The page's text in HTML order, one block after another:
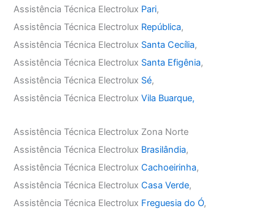
Assistência Técnica Electrolux Pari,
Assistência Técnica Electrolux República,
Assistência Técnica Electrolux Santa Cecília,
Assistência Técnica Electrolux Santa Efigênia,
Assistência Técnica Electrolux Sé,
Assistência Técnica ElectroluxVila Buarque,
Assistência Técnica Electrolux Zona Norte
Assistência Técnica Electrolux Brasilândia,
Assistência Técnica ElectroluxCachoeirinha,
Assistência Técnica ElectroluxCasa Verde,
Assistência Técnica Electrolux Freguesia do Ó,